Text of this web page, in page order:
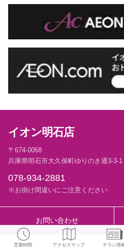
営業時間 アクセスマップ チラシ情
イオン明石店
〒674-0068
兵庫県明石市大久保町ゆりのき通3-3-1
078-934-2881
※お掛け間違いにご注意ください
お問い合わせ